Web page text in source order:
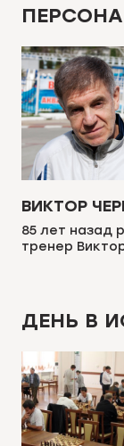
ВИКТОР
85 лет назад
тренер
ДЕНЬ В